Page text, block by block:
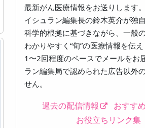
最新がん医療情報をお送りします。
イシュラン編集長の鈴木英介が独
科学的根拠に基づきながら、一般
わかりやすく“旬”の医療情報を伝
1〜2回程度のペースでメールをお
ラン編集局で認められた広告以外
せん。
過去の配信情報
おすす
お役立ちリンク集